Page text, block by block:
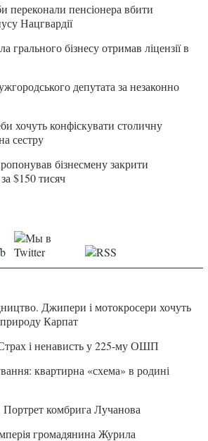
переконали пенсіонера вбити
Нацгвардії
грального бізнесу отримав ліцензії в
депутата за незаконно
хочуть конфіскувати столичну
сестру
бізнесмену закрити
$150 тисяч
Джипери і мотокросери хочуть
Карпат
і ненависть у 225-му ОШП
квартирна «схема» в родині
комбрига Лучанова
громадянина Журила